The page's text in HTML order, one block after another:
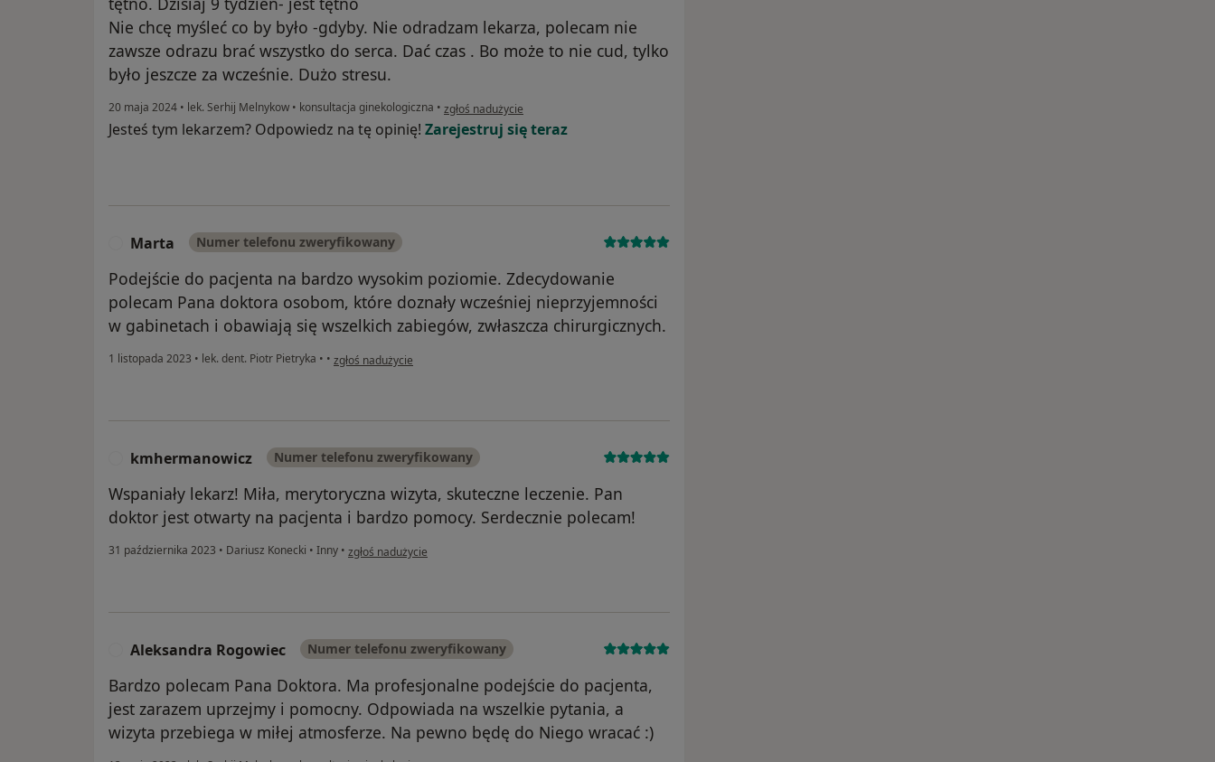
Nie chcę myśleć co by było -gdyby. Nie odradzam lekarza, polecam nie
zawsze odrazu brać wszystko do serca. Dać czas . Bo może to nie cud, tylko
było jeszcze za wcześnie. Dużo stresu.
20 maja 2024 • lek. Serhij Melnykow • konsultacja ginekologiczna • w opinii użytkownika Mariana
zgłoś nadużycie
Jesteś tym lekarzem? Odpowiedz na tę opinię! Zarejestruj się teraz
Marta Numer telefonu zweryfikowany
Podejście do pacjenta na bardzo wysokim poziomie. Zdecydowanie
polecam Pana doktora osobom, które doznały wcześniej nieprzyjemności
w gabinetach i obawiają się wszelkich zabiegów, zwłaszcza chirurgicznych.
1 listopada 2023 • lek. dent. Piotr Pietryka • • w opinii użytkownika Marta
zgłoś nadużycie
kmhermanowicz Numer telefonu zweryfikowany
Wspaniały lekarz! Miła, merytoryczna wizyta, skuteczne leczenie. Pan
doktor jest otwarty na pacjenta i bardzo pomocy. Serdecznie polecam!
31 października 2023 • Dariusz Konecki • Inny • w opinii użytkownika kmhermanowicz
zgłoś nadużycie
Aleksandra Rogowiec Numer telefonu zweryfikowany
Bardzo polecam Pana Doktora. Ma profesjonalne podejście do pacjenta,
jest zarazem uprzejmy i pomocny. Odpowiada na wszelkie pytania, a
wizyta przebiega w miłej atmosferze. Na pewno będę do Niego wracać :)